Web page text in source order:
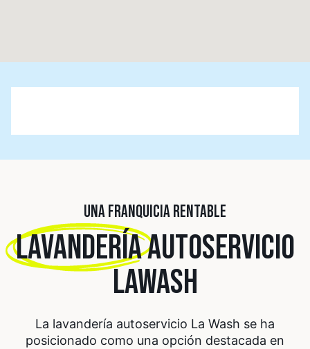
UNA FRANQUICIA RENTABLE
LAVANDERÍAAUTOSERVICIO
LAWASH
La lavandería autoservicio La Wash se ha
posicionado como una opción destacada en